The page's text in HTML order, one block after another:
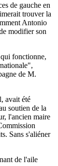
de gauche en
trouver la
Antonio
modifier son
fonctionne,
de M.
avait été
soutien de la
l'ancien maire
Sans s'aliéner
de l'aile